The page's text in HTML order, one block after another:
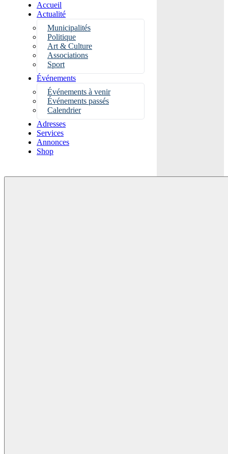
Accueil
Actualité
Municipalités
Politique
Art & Culture
Associations
Sport
Événements
Événements à venir
Événements passés
Calendrier
Adresses
Services
Annonces
Shop